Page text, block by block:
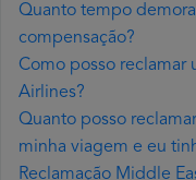
Quanto tempo
compensação?
Como posso reclamar
Airlines?
Quanto posso
minha viagem e eu
Reclamação Middle